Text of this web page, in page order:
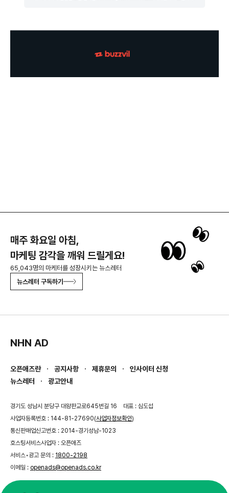
매주 화요일 아침,
마케팅 감각을 깨워 드릴게요!
65,043명의 마케터를 성장시키는 뉴스레터
뉴스레터 구독하기
NHN AD
오픈애즈란 공지사항 제휴문의
인사이터 신청
뉴스레터
광고안내
경기도 성남시 분당구 대왕판교로645번길 16
대표 : 심도섭
사업자등록번호 : 144-81-27690(사업자정보확인)
통신판매업신고번호 : 2014-경기성남-1023
호스팅서비스사업자 : 오픈애즈
서비스•광고 문의 : 1800-2198
이메일 : openads@openads.co.kr